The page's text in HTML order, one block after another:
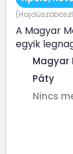
A Magyar
egyik
évente
Magyar
Páty
Nincs